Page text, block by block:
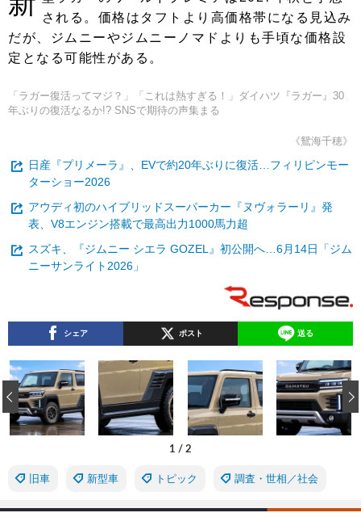
される。価格はタフトより高価格帯になる見込み
だが、ジムニーやジムニーノマドよりも手頃な価格設
定となる可能性がある。
「ラガー復活ってマジ？」「これは熱すぎる！」ダイハツ『ラガー』30
年ぶりの復活なるか!? SNSで期待の声集まる
《鴛海千穂》
日産『プリメーラ』、EVで約20年ぶりに復活…フィリピンモー
ターショー2026
アウディ初のハイブリッドスーパーカー『ヌヴォラーリ』発
表、V8エンジン搭載で最高出力1000馬力超
スズキ、『ジムニー シエラ GOZEL』初公開へ…6月14日「ジム
ニーサンライト2026」
シェア ポスト 送る
1 / 2
‹
旧車 新型車 トピック 調査・世相／社会